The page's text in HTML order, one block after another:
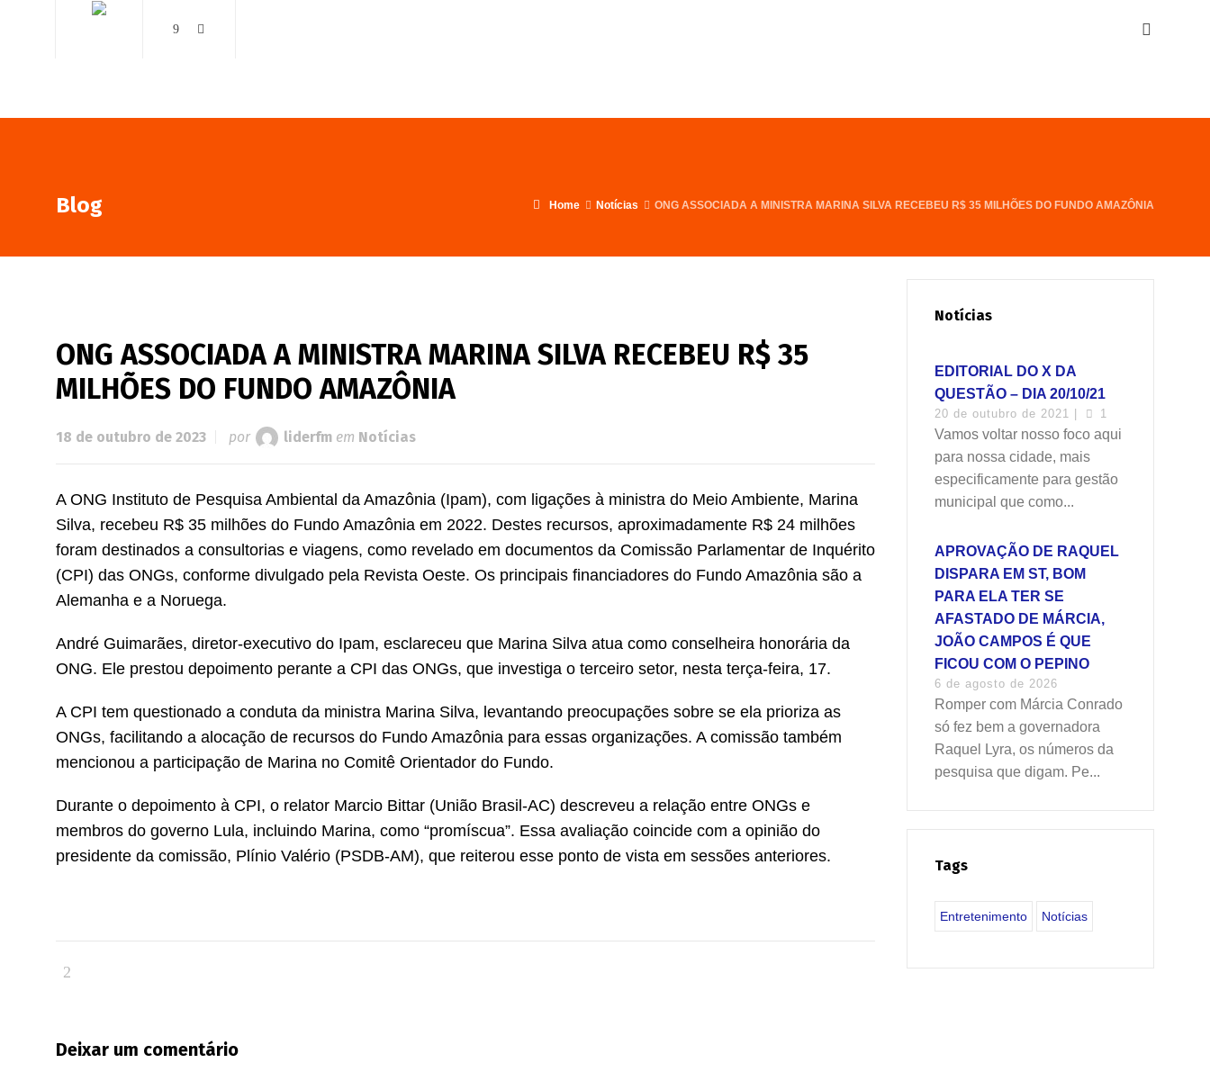
Blog Home Notícias ONG ASSOCIADA A MINISTRA MARINA SILVA RECEBEU R$ 35 MILHÕES DO FUNDO AMAZÔNIA
ONG ASSOCIADA A MINISTRA MARINA SILVA RECEBEU R$ 35
MILHÕES DO FUNDO AMAZÔNIA
18 de outubro de 2023 por liderfm em Notícias
A ONG Instituto de Pesquisa Ambiental da Amazônia (Ipam), com ligações à ministra do Meio Ambiente, Marina
Silva, recebeu R$ 35 milhões do Fundo Amazônia em 2022. Destes recursos, aproximadamente R$ 24 milhões
foram destinados a consultorias e viagens, como revelado em documentos da Comissão Parlamentar de Inquérito
(CPI) das ONGs, conforme divulgado pela Revista Oeste. Os principais financiadores do Fundo Amazônia são a
Alemanha e a Noruega.
André Guimarães, diretor-executivo do Ipam, esclareceu que Marina Silva atua como conselheira honorária da
ONG. Ele prestou depoimento perante a CPI das ONGs, que investiga o terceiro setor, nesta terça-feira, 17.
A CPI tem questionado a conduta da ministra Marina Silva, levantando preocupações sobre se ela prioriza as
ONGs, facilitando a alocação de recursos do Fundo Amazônia para essas organizações. A comissão também
mencionou a participação de Marina no Comitê Orientador do Fundo.
Durante o depoimento à CPI, o relator Marcio Bittar (União Brasil-AC) descreveu a relação entre ONGs e
membros do governo Lula, incluindo Marina, como “promíscua”. Essa avaliação coincide com a opinião do
presidente da comissão, Plínio Valério (PSDB-AM), que reiterou esse ponto de vista em sessões anteriores.
Deixar um comentário
Notícias
EDITORIAL DO X DA
QUESTÃO – DIA 20/10/21
20 de outubro de 2021 | 1
Vamos voltar nosso foco aqui
para nossa cidade, mais
especificamente para gestão
municipal que como...
APROVAÇÃO DE RAQUEL
DISPARA EM ST, BOM
PARA ELA TER SE
AFASTADO DE MÁRCIA,
JOÃO CAMPOS É QUE
FICOU COM O PEPINO
6 de agosto de 2026
Romper com Márcia Conrado
só fez bem a governadora
Raquel Lyra, os números da
pesquisa que digam. Pe...
Tags
Entretenimento Notícias